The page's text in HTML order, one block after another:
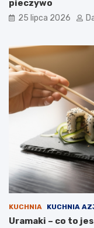
pieczywo
25 lipca 2026
KUCHNIA KUCHNIA
Uramaki – co to